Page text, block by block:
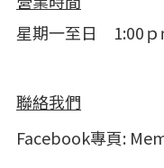
星期一至日 1:00ｐ
聯絡我們
Facebook專頁: